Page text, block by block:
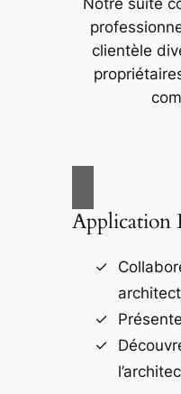
Notre suite
clientèle
Application